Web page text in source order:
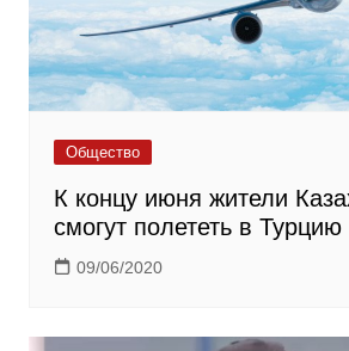
Общество
К концу июня жители
смогут полететь в Турцию
09/06/2020